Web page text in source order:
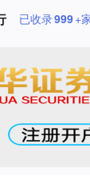
已收录999+